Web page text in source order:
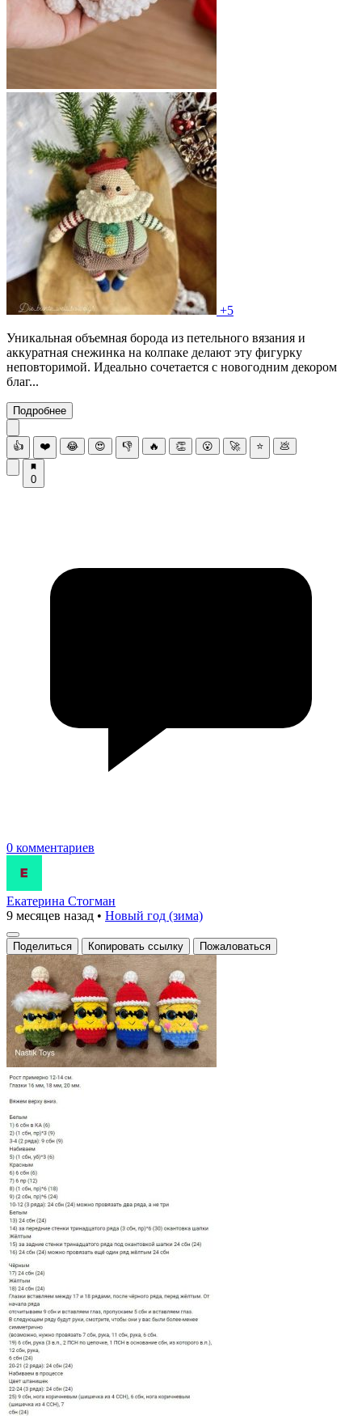
+5
Уникальная объемная борода из петельного вязания и
аккуратная снежинка на колпаке делают эту фигурку
неповторимой. Идеально сочетается с новогодним декором
благ...
Подробнее
👍 ❤️ 😂 😍 👎 🔥 👏 😮 🚀 ⭐ 💩
0
0 комментариев
Екатерина Стогман
9 месяцев назад • Новый год (зима)
Поделиться Копировать ссылку Пожаловаться